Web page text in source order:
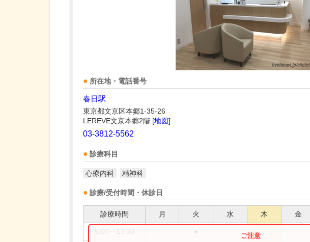
所在地・電話番号
春日駅
東京都文京区本郷1-35-26
LEREVE文京本郷2階 [地図]
03-3812-5562
診療科目
心療内科 精神科
診療/受付時間・休診日
診療時間 月 火 水 木 金